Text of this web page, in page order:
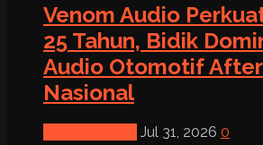
Venom Audio
25 Tahun, Bidik
Audio Otomotif
Nasional
Jul 31, 2026 0